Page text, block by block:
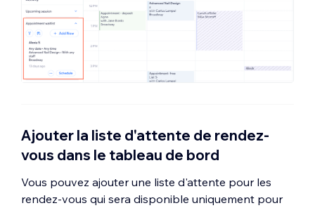
Ajouter la liste d'attente de rendez-
vous dans le tableau de bord
Vous pouvez ajouter une liste d'attente pour les
rendez-vous qui sera disponible uniquement pour